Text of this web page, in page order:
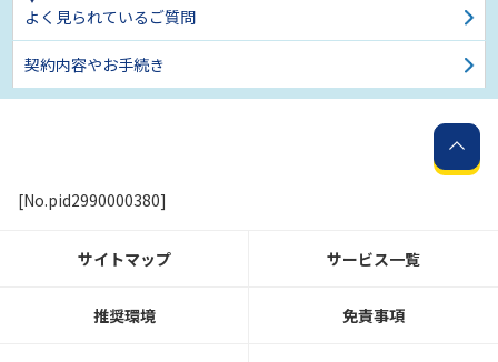
よく見られているご質問
契約内容やお手続き
[No.pid2990000380]
サイトマップ サービス一覧
推奨環境 免責事項